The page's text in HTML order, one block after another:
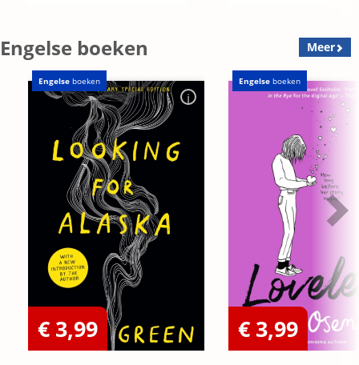
Engelse boeken Meer
Engelse boeken
€ 3,99
Engelse boeken
€ 3,99